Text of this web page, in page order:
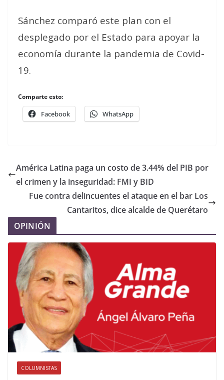
Sánchez comparó este plan con el
desplegado por el Estado para apoyar la
economía durante la pandemia de Covid-
19.
Comparte esto:
Facebook WhatsApp
América Latina paga un costo de 3.44% del PIB por
el crimen y la inseguridad: FMI y BID
Fue contra delincuentes el ataque en el bar Los
Cantaritos, dice alcalde de Querétaro
OPINIÓN
COLUMNISTAS